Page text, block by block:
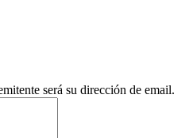
será su dirección de email.